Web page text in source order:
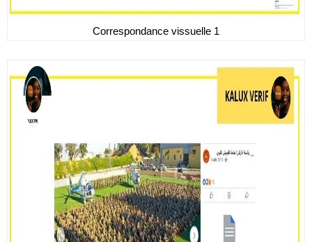
Correspondance vissuelle 1